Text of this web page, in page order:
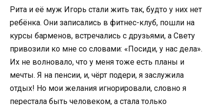
Рита и её муж Игорь стали жить так, будто у них нет
ребёнка. Они записались в фитнес-клуб, пошли на
курсы барменов, встречались с друзьями, а Свету
привозили ко мне со словами: «Посиди, у нас дела».
Их не волновало, что у меня тоже есть планы и
мечты. Я на пенсии, и, чёрт подери, я заслужила
отдых! Но мои желания игнорировали, словно я
перестала быть человеком, а стала только